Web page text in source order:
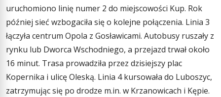
uruchomiono linię numer 2 do miejscowości Kup. Rok
później sieć wzbogaciła się o kolejne połączenia. Linia 3
łączyła centrum Opola z Gosławicami. Autobusy ruszały z
rynku lub Dworca Wschodniego, a przejazd trwał około
16 minut. Trasa prowadziła przez dzisiejszy plac
Kopernika i ulicę Oleską. Linia 4 kursowała do Luboszyc,
zatrzymując się po drodze m.in. w Krzanowicach i Kępie.